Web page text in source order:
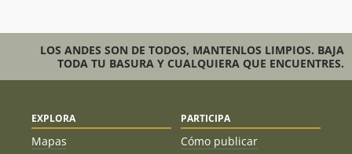
LOS ANDES SON DE TODOS, MANTENLOS LIMPIOS. BAJA
TODA TU BASURA Y CUALQUIERA QUE ENCUENTRES.
EXPLORA
Mapas
PARTICIPA
Cómo publicar